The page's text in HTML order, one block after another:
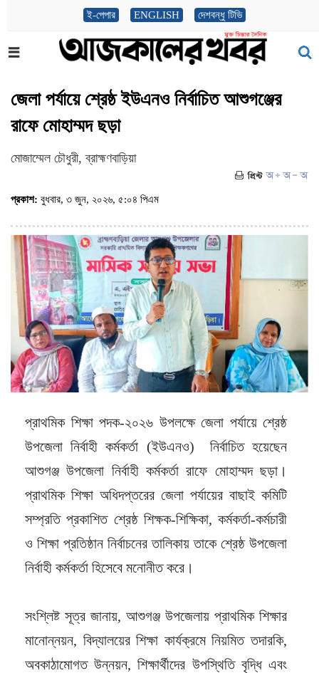
ই-পেপার ENGLISH দেশবন্ধু টিভি
জেলা পর্যায়ে শ্রেষ্ঠ ইউএনও নির্বাচিত আশুগঞ্জের
রাফে মোহাম্মদ ছড়া
মোজাম্মেল চৌধুরী, ব্রাহ্মণবাড়িয়া
প্রকাশ: বুধবার, ৩ জুন, ২০২৬, ৫:০৪ পিএম
প্রাথমিক শিক্ষা পদক-২০২৬ উপলক্ষে জেলা পর্যায়ে শ্রেষ্ঠ
উপজেলা নির্বাহী কর্মকর্তা (ইউএনও) নির্বাচিত হয়েছেন
আশুগঞ্জ উপজেলা নির্বাহী কর্মকর্তা রাফে মোহাম্মদ ছড়া।
প্রাথমিক শিক্ষা অধিদপ্তরের জেলা পর্যায়ের বাছাই কমিটি
সম্প্রতি প্রকাশিত শ্রেষ্ঠ শিক্ষক-শিক্ষিকা, কর্মকর্তা-কর্মচারী
ও শিক্ষা প্রতিষ্ঠান নির্বাচনের তালিকায় তাকে শ্রেষ্ঠ উপজেলা
নির্বাহী কর্মকর্তা হিসেবে মনোনীত করে।
সংশ্লিষ্ট সূত্র জানায়, আশুগঞ্জ উপজেলায় প্রাথমিক শিক্ষার
মানোন্নয়ন, বিদ্যালয়ের শিক্ষা কার্যক্রমে নিয়মিত তদারকি,
অবকাঠামোগত উন্নয়ন, শিক্ষার্থীদের উপস্থিতি বৃদ্ধি এবং